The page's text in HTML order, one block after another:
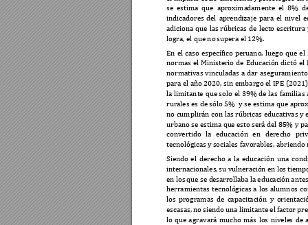
se estima que aproximadamente el 8%
indicadores del aprendizaje para el nivel
adiciona que las rúbricas de lecto escritura
logra, el que no supera el 12%.
En el caso específico peruano, luego que el
normas el Ministerio de Educación dictó el
normativas vinculadas a dar
para el año 2020, sin embargo el IPE (2021)
la limitante que solo el 39% de las familias
rurales es de sólo 5% y se estima que
no cumplirán con las rúbricas educativas y
urbano se estima que esto será del 85% y
convertido la educación en derecho
tecnológicas y sociales favorables, abriendo
Siendo el derecho a la educación una
internacionales, su vulneración en los
en los que se desarrollaba la educación
herramientas tecnológicas a los alumnos c
los programas de capacitación y
escasas, no siendo una limitante el factor pre
lo que agravará mucho más los niveles de